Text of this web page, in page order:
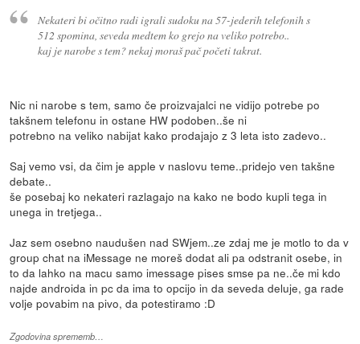
Nekateri bi očitno radi igrali sudoku na 57-jederih telefonih s
512 spomina, seveda medtem ko grejo na veliko potrebo..
kaj je narobe s tem? nekaj moraš pač početi takrat.
Nic ni narobe s tem, samo če proizvajalci ne vidijo potrebe po
takšnem telefonu in ostane HW podoben..še ni
potrebno na veliko nabijat kako prodajajo z 3 leta isto zadevo..
Saj vemo vsi, da čim je apple v naslovu teme..pridejo ven takšne
debate..
še posebaj ko nekateri razlagajo na kako ne bodo kupli tega in
unega in tretjega..
Jaz sem osebno naudušen nad SWjem..ze zdaj me je motlo to da v
group chat na iMessage ne moreš dodat ali pa odstranit osebe, in
to da lahko na macu samo imessage pises smse pa ne..če mi kdo
najde androida in pc da ima to opcijo in da seveda deluje, ga rade
volje povabim na pivo, da potestiramo :D
Zgodovina sprememb…